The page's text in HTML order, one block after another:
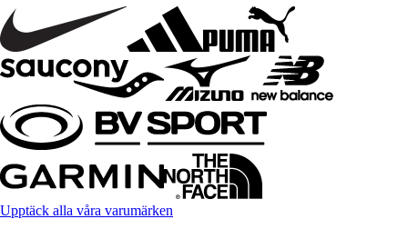
Upptäck alla våra varumärken